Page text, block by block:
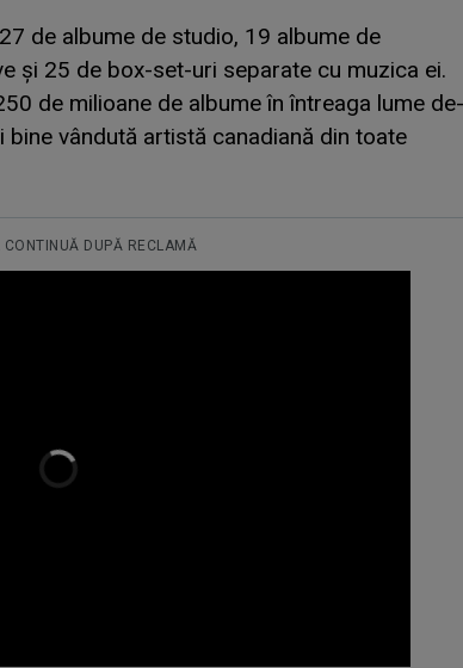
de albume de studio, 19 albume de
și 25 de box-set-uri separate cu muzica ei.
de milioane de albume în întreaga lume de-
vândută artistă canadiană din toate
CONTINUĂ DUPĂ RECLAMĂ